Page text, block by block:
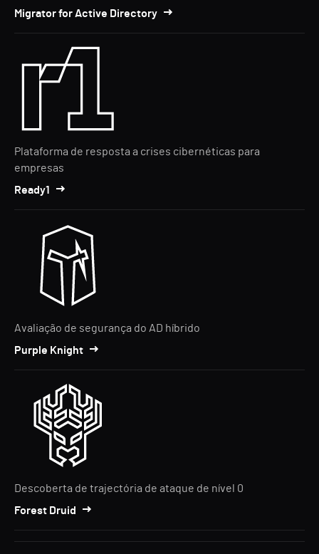
Migrator for Active Directory
Plataforma de resposta a crises cibernéticas para
empresas
Ready1
Avaliação de segurança do AD híbrido
Purple Knight
Descoberta de trajectória de ataque de nível 0
Forest Druid